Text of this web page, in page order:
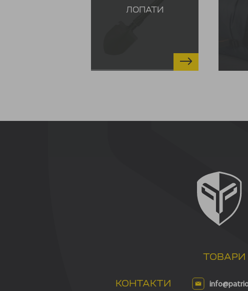
ЛОПАТИ
ТОВАРИ
КОНТАКТИ